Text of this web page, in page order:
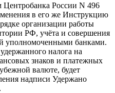
Центробанка России N 496
в его же Инструкцию
организации работы
РФ, учёта и совершения
уполномоченными банками.
налога на
знаков и платежных
валюте, будет
надписи Удержано